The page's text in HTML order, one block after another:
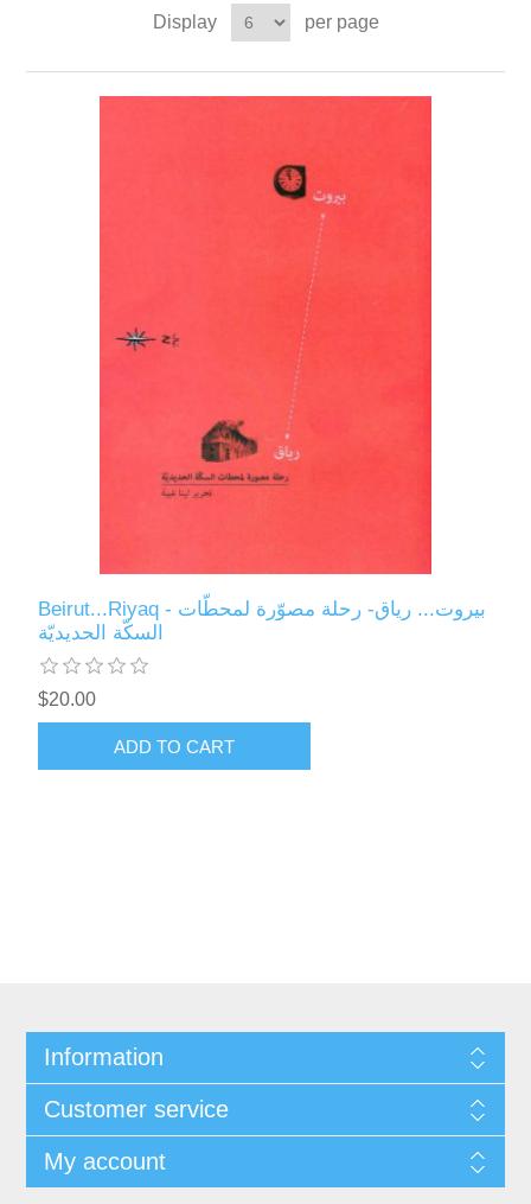
Display per page
Beirut...Riyaq - بيروت... رياق- رحلة مصوّرة لمحطّات
السكّة الحديديّة
$20.00
ADD TO CART
Information
Customer service
My account